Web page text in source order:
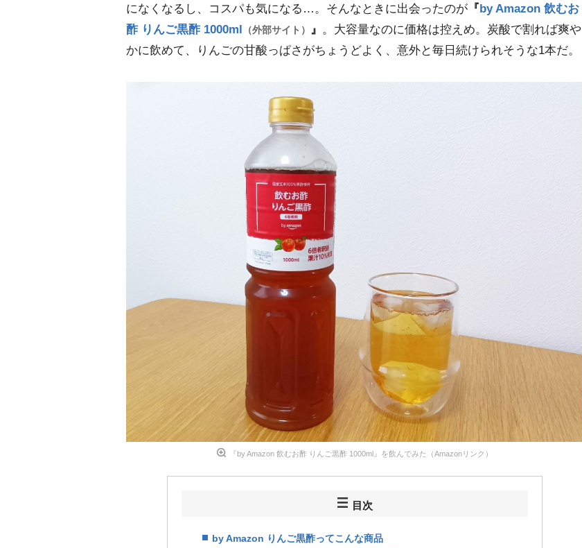
になくなるし、コスパも気になる…。そんなときに出会ったのが 『by Amazon 飲むお
酢 りんご黒酢 1000ml （外部サイト） 』 。大容量なのに価格は控えめ。炭酸で割れば爽
かに飲めて、りんごの甘酸っぱさがちょうどよく、意外と毎日続けられそうな1本だ。
『by Amazon 飲むお酢 りんご黒酢 1000ml』を飲んでみた（Amazonリンク）
目次
by Amazon りんご黒酢ってこんな商品